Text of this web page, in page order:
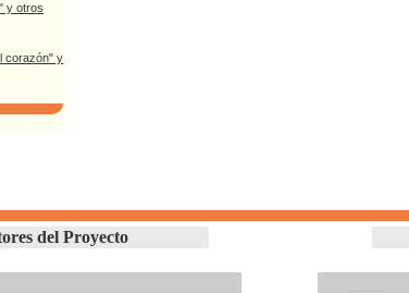
y otros
corazón" y
del Proyecto